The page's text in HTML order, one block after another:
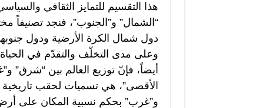
هذا التقسيم للتمايز الثقافي
“الشمال” و”الجنوب”، فنجد تصنيفاً
دول شمال الكرة الأرضية ودول
وعلى مدى التخلّف والتقدّم في الحياة
أيضاً، فإنّ توزيع العالم بين
الأقصى”، هي تسميات لحقب تاريخية
و”غرب” بحكم نسبية المكان على